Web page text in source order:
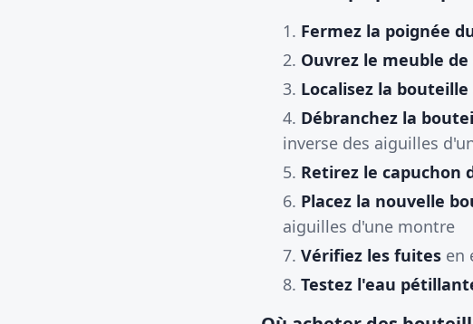
Fermez la poignée
Ouvrez le meuble
Localisez la bouteille
Débranchez la
inverse des aiguilles
Retirez le capuchon
Placez la nouvelle
aiguilles d'une montre
Vérifiez les fuites en
Testez l'eau